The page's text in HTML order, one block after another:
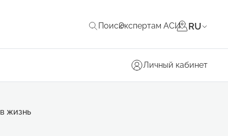
ПоискЭкспертам АСИ RU
Личный кабинет
жизнь